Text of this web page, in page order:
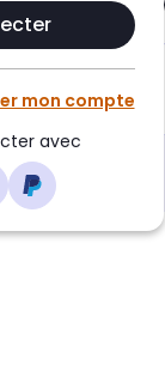
mon compte
avec